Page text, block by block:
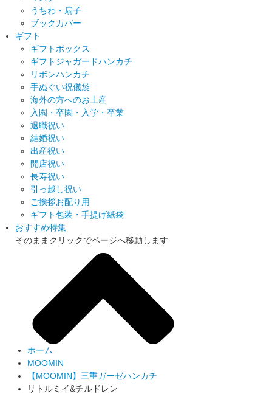
うちわ・扇子
ブックカバー
ギフト
ギフトボックス
ギフトジャガードハンカチ
リボンハンカチ
手ぬぐい祝儀袋
海外の方へのお土産
入園・卒園・入学・卒業
退職祝い
結婚祝い
出産祝い
開店祝い
長寿祝い
引っ越し祝い
ご挨拶お配り用
ギフト包装・手提げ紙袋
おすすめ特集
そのままクリックでページへ移動します
ホーム
MOOMIN
【MOOMIN】三重ガーゼハンカチ
リトルミイ&チルドレン